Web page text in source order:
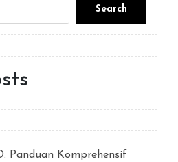
Search
Panduan Komprehensif